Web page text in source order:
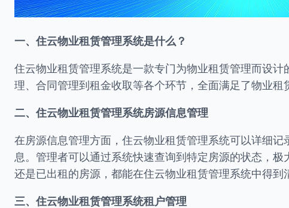
一、住云物业租赁管理系统是什么？
住云物业租赁管理系统是一款专门为物业租赁管理而设
理、合同管理到租金收取等各个环节，全面满足了物业租
二、住云物业租赁管理系统房源信息管理
在房源信息管理方面，住云物业租赁管理系统可以详细
息。管理者可以通过系统快速查询到特定房源的状态，
还是已出租的房源，都能在住云物业租赁管理系统中得到
三、住云物业租赁管理系统租户管理